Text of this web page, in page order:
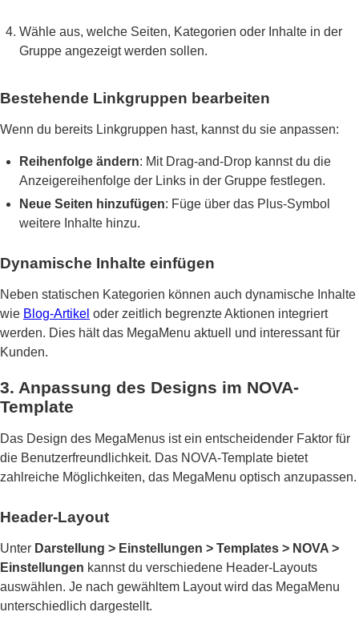
Wähle aus, welche Seiten, Kategorien oder Inhalte in der
Gruppe angezeigt werden sollen.
Bestehende Linkgruppen bearbeiten
Wenn du bereits Linkgruppen hast, kannst du sie anpassen:
Reihenfolge ändern: Mit Drag-and-Drop kannst du die
Anzeigereihenfolge der Links in der Gruppe festlegen.
Neue Seiten hinzufügen: Füge über das Plus-Symbol
weitere Inhalte hinzu.
Dynamische Inhalte einfügen
Neben statischen Kategorien können auch dynamische Inhalte
wie Blog-Artikel oder zeitlich begrenzte Aktionen integriert
werden. Dies hält das MegaMenu aktuell und interessant für
Kunden.
3. Anpassung des Designs im NOVA-
Template
Das Design des MegaMenus ist ein entscheidender Faktor für
die Benutzerfreundlichkeit. Das NOVA-Template bietet
zahlreiche Möglichkeiten, das MegaMenu optisch anzupassen.
Header-Layout
Unter Darstellung > Einstellungen > Templates > NOVA >
Einstellungen kannst du verschiedene Header-Layouts
auswählen. Je nach gewähltem Layout wird das MegaMenu
unterschiedlich dargestellt.